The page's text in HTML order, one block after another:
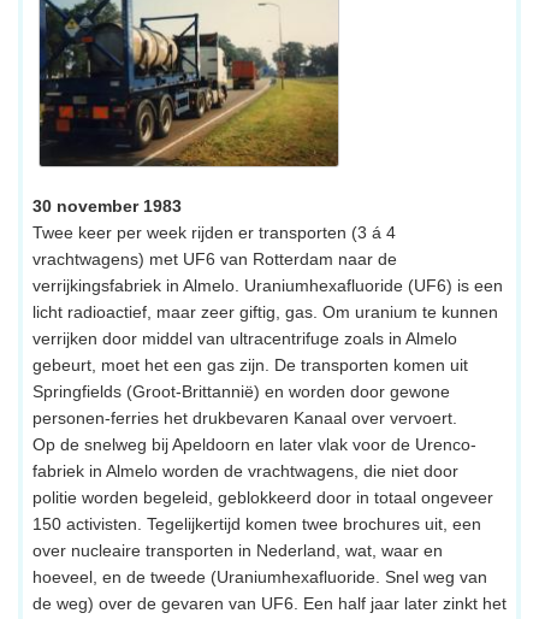
30 november 1983
Twee keer per week rijden er transporten (3 á 4
vrachtwagens) met UF6 van Rotterdam naar de
verrijkingsfabriek in Almelo. Uraniumhexafluoride (UF6) is een
licht radioactief, maar zeer giftig, gas. Om uranium te kunnen
verrijken door middel van ultracentrifuge zoals in Almelo
gebeurt, moet het een gas zijn. De transporten komen uit
Springfields (Groot-Brittannië) en worden door gewone
personen-ferries het drukbevaren Kanaal over vervoert.
Op de snelweg bij Apeldoorn en later vlak voor de Urenco-
fabriek in Almelo worden de vrachtwagens, die niet door
politie worden begeleid, geblokkeerd door in totaal ongeveer
150 activisten. Tegelijkertijd komen twee brochures uit, een
over nucleaire transporten in Nederland, wat, waar en
hoeveel, en de tweede (Uraniumhexafluoride. Snel weg van
de weg) over de gevaren van UF6. Een half jaar later zinkt het